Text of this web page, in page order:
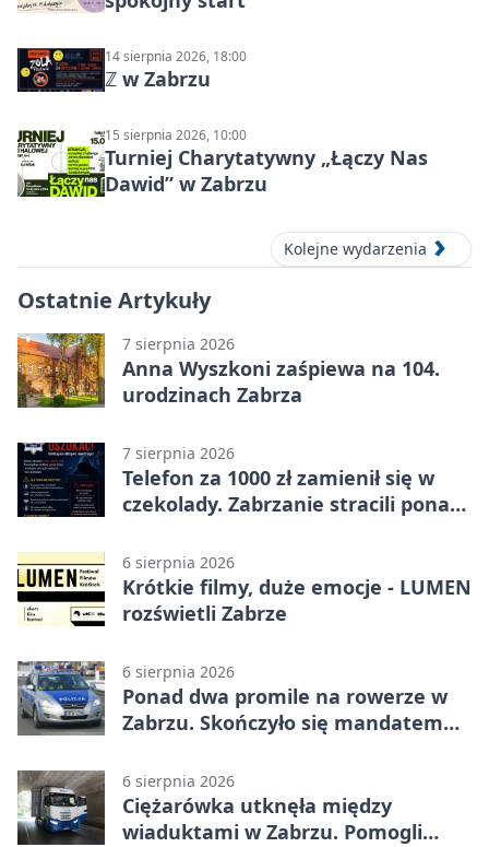
14 sierpnia 2026, 18:00
ℤ w Zabrzu
15 sierpnia 2026, 10:00
Turniej Charytatywny „Łączy Nas
Dawid” w Zabrzu
Kolejne wydarzenia
Ostatnie Artykuły
7 sierpnia 2026
Anna Wyszkoni zaśpiewa na 104.
urodzinach Zabrza
7 sierpnia 2026
Telefon za 1000 zł zamienił się w
czekolady. Zabrzanie stracili ponad
6 sierpnia 2026
Krótkie filmy, duże emocje - LUMEN
rozświetli Zabrze
6 sierpnia 2026
Ponad dwa promile na rowerze w
Zabrzu. Skończyło się mandatem
6 sierpnia 2026
Ciężarówka utknęła między
wiaduktami w Zabrzu. Pomogli